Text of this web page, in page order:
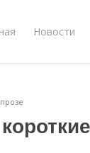
Новости